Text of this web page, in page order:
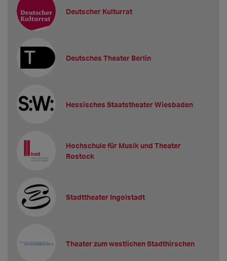
Deutscher Kulturrat
Deutsches Theater Berlin
Hessisches Staatstheater Wiesbaden
Hochschule für Musik und Theater
Rostock
Stadttheater Ingolstadt
Theater zum westlichen Stadthirschen